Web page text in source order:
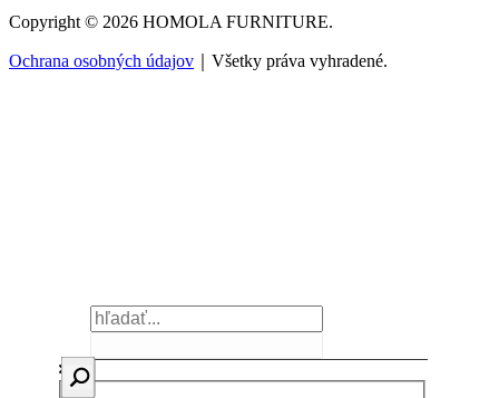
Copyright © 2026 HOMOLA FURNITURE.
Ochrana osobných údajov ｜Všetky práva vyhradené.